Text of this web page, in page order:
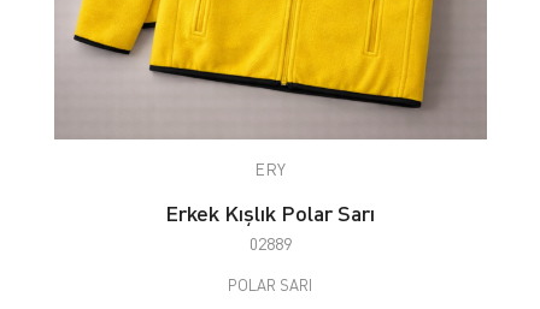
ERY
Erkek Kışlık Polar Sarı
02889
POLAR SARI